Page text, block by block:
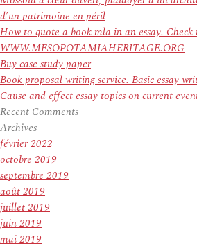
d’un patrimoine en péril
How to quote a book mla in an essay.
WWW.MESOPOTAMIAHERITAGE.ORG
Buy case study paper
Book proposal writing service. Basic essay
Cause and effect essay topics on current
Recent Comments
Archives
février 2022
octobre 2019
septembre 2019
août 2019
juillet 2019
juin 2019
mai 2019